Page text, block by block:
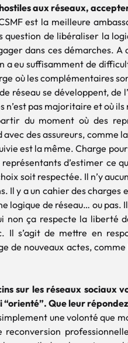
aux réseaux,
est la meilleure
question de libéraliser la
dans ces démarches.
a eu suffisamment de
où les complémentaires
réseau se développent, de
pas majoritaire et où ils
du moment où des
avec des assureurs, comme
est la même. Charge
d’estimer ce
soit respectée. Il n’y
Il y a un cahier des
logique de réseau… ou
non ça respecte la liberté
Il s’agit de mettre en
de nouveaux actes,
sur les réseaux sociaux
“orienté”. Que leur
une volonté que
reconversion